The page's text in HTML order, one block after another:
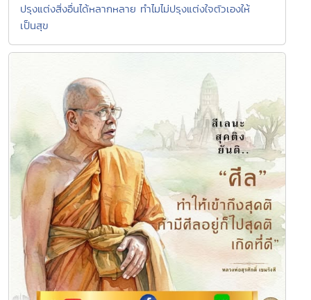
ปรุงแต่งสิ่งอื่นได้หลากหลาย ทำไมไม่ปรุงแต่งใจตัวเองให้
เป็นสุข